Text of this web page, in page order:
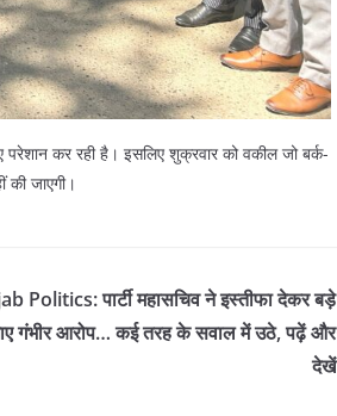
कर रही है। इसलिए शुक्रवार को वकील जो बर्क-
की जाएगी।
Politics: पार्टी महासचिव ने इस्तीफा देकर बड़े
गंभीर आरोप… कई तरह के सवाल में उठे, पढ़ें और
देखें